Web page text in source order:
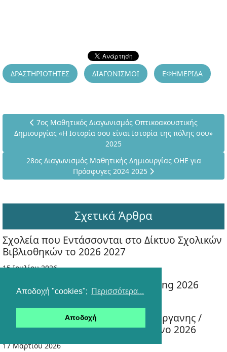
Αποδοχή "cookies"; Περισσότερα...
Αποδοχή
ΔΡΑΣΤΗΡΙΟΤΗΤΕΣ ΔΙΑΓΩΝΙΣΜΟΙ ΕΦΗΜΕΡΙΔΑ
Προηγούμενο άρθρο: 7ος Μαθητικός Διαγωνισμός
7ος Μαθητικός Διαγωνισμός Οπτικοακουστικής
Δημιουργίας «Η Ιστορία σου είναι Ιστορία της πόλης σου»
2025
Επόμενο άρθρο: 28ος Διαγωνισμός Μαθητικής
28ος Διαγωνισμός Μαθητικής Δημιουργίας ΟΗΕ για
Πρόσφυγες 2024 2025
Σχετικά Άρθρα
Σχολεία που Εντάσσονται στο Δίκτυο Σχολικών
Βιβλιοθηκών το 2026 2027
15 Ιουλίου 2026
12ο Πανελλήνιο Συνέδριο eTwinning 2026
Προκήρυξη Σχολικών Αγώνων Ενόργανης /
Ρυθμικής Γυμναστικής / Τραμπολίνο 2026
17 Μαρτίου 2026